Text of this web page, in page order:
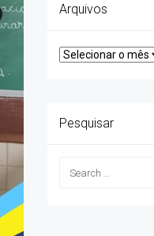
Arquivos
Arquivos
Pesquisar